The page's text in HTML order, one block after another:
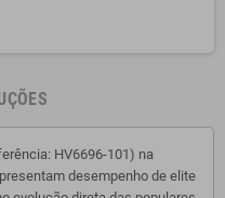
HV6696-101) na
desempenho de elite